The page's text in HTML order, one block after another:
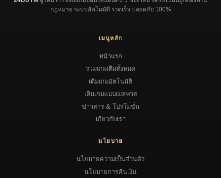
กฎหมาย ระบบอัตโนมัติ รวดเร็ว ปลอดภัย 100%
เมนูหลัก
หน้าแรก
รวมเกมเติมทั้งหมด
เติมเกมอัตโนมัติ
เติมเกมแบบเมลพาส
ข่าวสาร & โปรโมชั่น
เกี่ยวกับเรา
นโยบาย
นโยบายความเป็นส่วนตัว
นโยบายการคืนเงิน